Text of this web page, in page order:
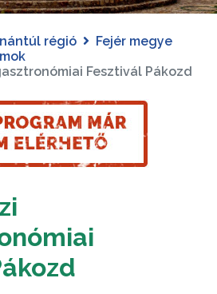
régió
Fejér megye
Fesztivál Pákozd